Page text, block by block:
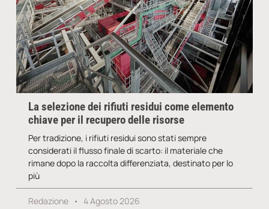
La selezione dei rifiuti residui come elemento
chiave per il recupero delle risorse
Per tradizione, i rifiuti residui sono stati sempre
considerati il flusso finale di scarto: il materiale che
rimane dopo la raccolta differenziata, destinato per lo
più
Redazione 4 Agosto 2026